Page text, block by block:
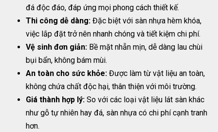
đá độc đáo, đáp ứng mọi phong cách thiết kế.
Thi công dễ dàng: Đặc biệt với sàn nhựa hèm khóa,
việc lắp đặt trở nên nhanh chóng và tiết kiệm chi phí.
Vệ sinh đơn giản: Bề mặt nhẵn mịn, dễ dàng lau chùi
bụi bẩn, không bám mùi.
An toàn cho sức khỏe: Được làm từ vật liệu an toàn,
không chứa chất độc hại, thân thiện với môi trường.
Giá thành hợp lý: So với các loại vật liệu lát sàn khác
như gỗ tự nhiên hay đá, sàn nhựa có chi phí cạnh tranh
hơn.